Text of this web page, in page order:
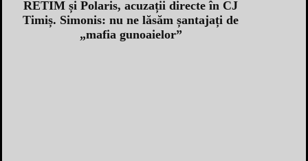
RETIM și Polaris, acuzații directe în CJ
Timiș. Simonis: nu ne lăsăm șantajați de
„mafia gunoaielor”